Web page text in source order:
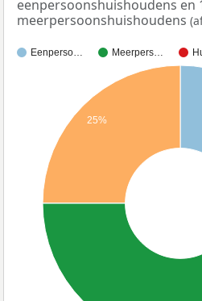
eenpersoonshuishoudens en
meerpersoonshuishoudens
Eenperso… Meerpers…
25%